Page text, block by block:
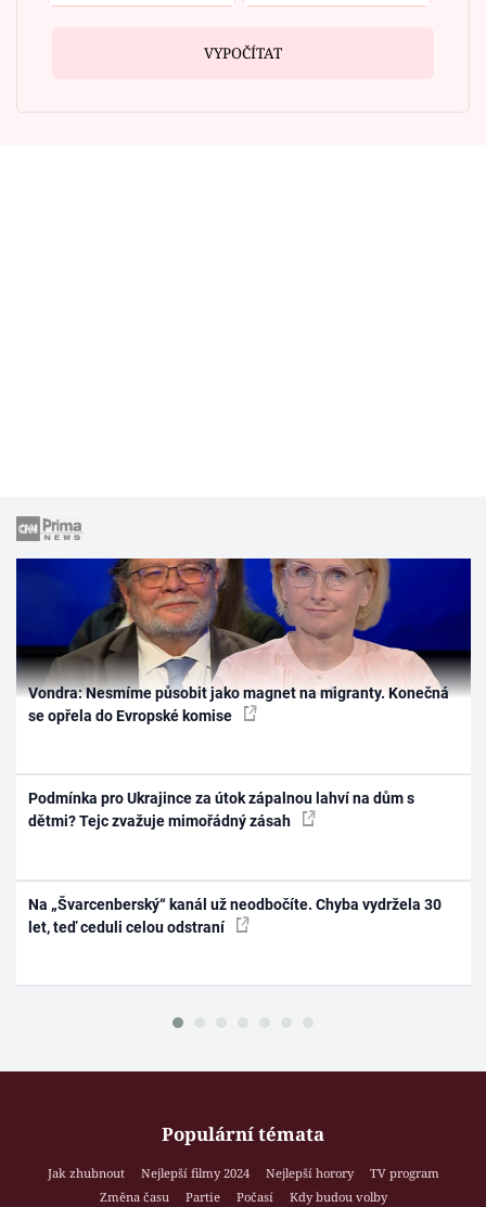
VYPOČÍTAT
Vondra: Nesmíme působit jako magnet na migranty. Konečná
se opřela do Evropské komise
Podmínka pro Ukrajince za útok zápalnou lahví na dům s
dětmi? Tejc zvažuje mimořádný zásah
Na „Švarcenberský“ kanál už neodbočíte. Chyba vydržela 30
let, teď ceduli celou odstraní
Populární témata
Jak zhubnout Nejlepší filmy 2024 Nejlepší horory
TV program
Změna času
Partie Počasí
Kdy budou volby